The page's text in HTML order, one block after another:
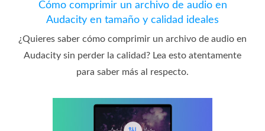
Cómo comprimir un archivo de audio en
Audacity en tamaño y calidad ideales
¿Quieres saber cómo comprimir un archivo de audio en
Audacity sin perder la calidad? Lea esto atentamente
para saber más al respecto.